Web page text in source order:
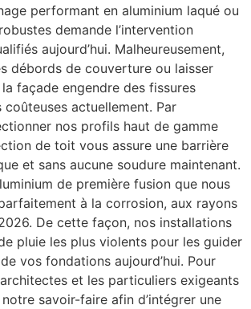
performant en aluminium laqué ou
demande l’intervention
aujourd’hui. Malheureusement,
débords de couverture ou laisser
la façade engendre des fissures
actuellement. Par
nos profils haut de gamme
de toit vous assure une barrière
et sans aucune soudure maintenant.
de première fusion que nous
à la corrosion, aux rayons
De cette façon, nos installations
pluie les plus violents pour les guider
vos fondations aujourd’hui. Pour
et les particuliers exigeants
savoir-faire afin d’intégrer une